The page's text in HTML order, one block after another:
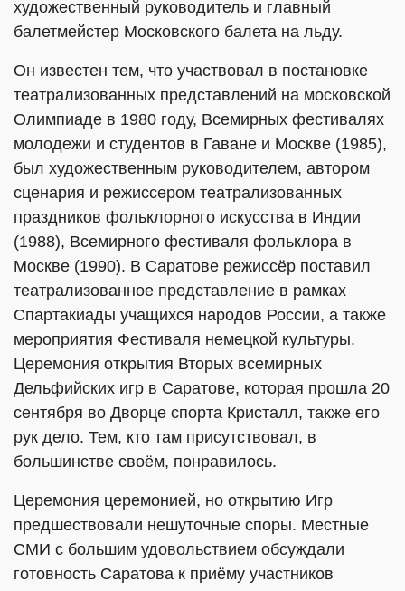
художественный руководитель и главный
балетмейстер Московского балета на льду.
Он известен тем, что участвовал в постановке
театрализованных представлений на московской
Олимпиаде в 1980 году, Всемирных фестивалях
молодежи и студентов в Гаване и Москве (1985),
был художественным руководителем, автором
сценария и режиссером театрализованных
праздников фольклорного искусства в Индии
(1988), Всемирного фестиваля фольклора в
Москве (1990). В Саратове режиссёр поставил
театрализованное представление в рамках
Спартакиады учащихся народов России, а также
мероприятия Фестиваля немецкой культуры.
Церемония открытия Вторых всемирных
Дельфийских игр в Саратове, которая прошла 20
сентября во Дворце спорта Кристалл, также его
рук дело. Тем, кто там присутствовал, в
большинстве своём, понравилось.
Церемония церемонией, но открытию Игр
предшествовали нешуточные споры. Местные
СМИ с большим удовольствием обсуждали
готовность Саратова к приёму участников